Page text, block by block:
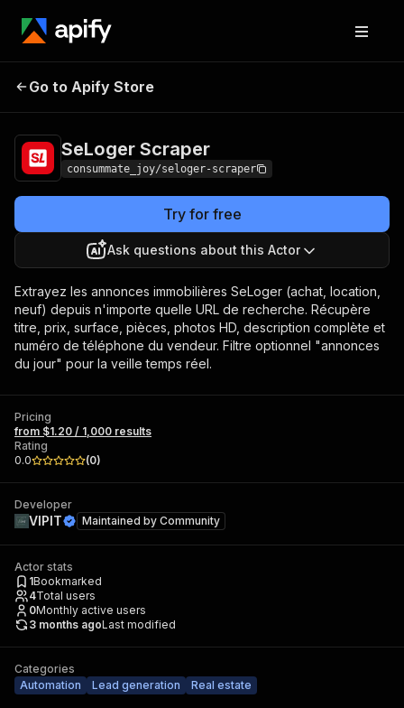
SeLoger
Go to Apify Store
SeLoger Scraper
consummate_joy/seloger-scraper
Try for free
Ask questions about this Actor
Extrayez les annonces immobilières SeLoger (achat, location,
neuf) depuis n'importe quelle URL de recherche. Récupère
titre, prix, surface, pièces, photos HD, description complète et
numéro de téléphone du vendeur. Filtre optionnel "annonces
du jour" pour la veille temps réel.
Pricing
from $1.20 / 1,000 results
Rating
0.0
(0)
Developer
VIPIT Maintained by Community
Actor stats
1Bookmarked
4Total users
0Monthly active users
3 months agoLast modified
Categories
Automation
Lead generation Real estate